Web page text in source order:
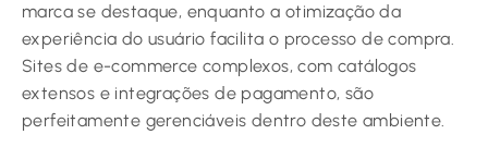
marca se destaque, enquanto a otimização da
experiência do usuário facilita o processo de compra.
Sites de e-commerce complexos, com catálogos
extensos e integrações de pagamento, são
perfeitamente gerenciáveis dentro deste ambiente.